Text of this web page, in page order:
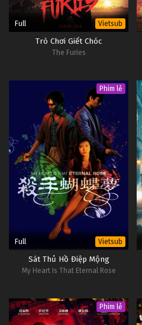
Full Vietsub
Trò Chơi Giết Chóc
The Furies
Phim lẻ
Full Vietsub
Sát Thủ Hồ Điệp Mộng
My Heart Is That Eternal Rose
Phim lẻ